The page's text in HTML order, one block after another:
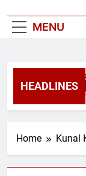
MENU
HEADLINES
2
Home Kunal